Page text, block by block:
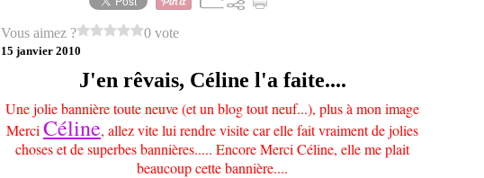
Vous aimez ? 0 vote
15 janvier 2010
J'en rêvais, Céline l'a faite....
Une jolie bannière toute neuve (et un blog tout neuf...), plus à mon image
Merci Céline, allez vite lui rendre visite car elle fait vraiment de jolies
choses et de superbes bannières..... Encore Merci Céline, elle me plait
beaucoup cette bannière....